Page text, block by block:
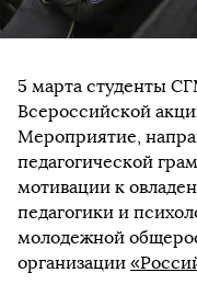
5 марта студенты
Всероссийской
Мероприятие,
педагогической
мотивации к
педагогики и
молодежной
организации